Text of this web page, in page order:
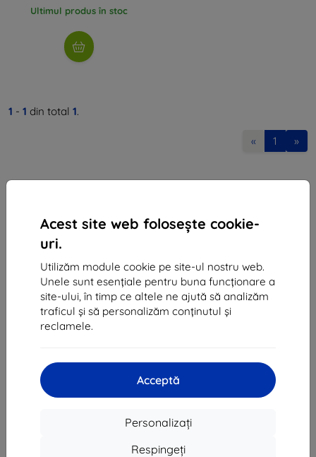
Acest site web folosește cookie-
uri.
Utilizăm module cookie pe site-ul nostru web.
Unele sunt esențiale pentru buna funcționare a
site-ului, în timp ce altele ne ajută să analizăm
traficul și să personalizăm conținutul și
reclamele.
Acceptă
Personalizați
Respingeți
Ultimul produs în stoc
1 - 1 din total 1.
« 1 »
Ulica Rudolfa Mocka 3750/2A
841 04 Bratislava
46701494
CUI TVA:SK2023549671
Contact